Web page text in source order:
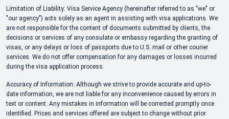
Limitation of Liability: Visa Service Agency (hereinafter referred to as "we" or
"our agency") acts solely as an agent in assisting with visa applications. We
are not responsible for the content of documents submitted by clients, the
decisions or services of any consulate or embassy regarding the granting of
visas, or any delays or loss of passports due to U.S. mail or other courier
services. We do not offer compensation for any damages or losses incurred
during the visa application process.
Accuracy of Information: Although we strive to provide accurate and up-to-
date information, we are not liable for any inconvenience caused by errors in
text or content. Any mistakes in information will be corrected promptly once
identified. Prices and services offered are subject to change without prior